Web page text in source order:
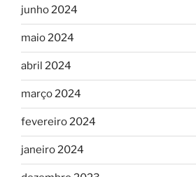
junho 2024
maio 2024
abril 2024
março 2024
fevereiro 2024
janeiro 2024